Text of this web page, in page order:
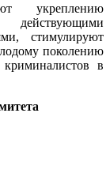
укреплению
стимулируют
поколению
в